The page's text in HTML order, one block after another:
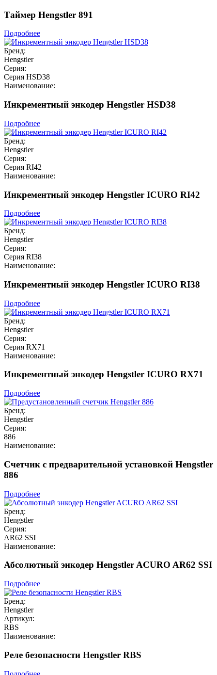
Таймер Hengstler 891
Подробнее
Бренд:
Hengstler
Серия:
Серия HSD38
Наименование:
Инкрементный энкодер Hengstler HSD38
Подробнее
Бренд:
Hengstler
Серия:
Серия RI42
Наименование:
Инкрементный энкодер Hengstler ICURO RI42
Подробнее
Бренд:
Hengstler
Серия:
Серия RI38
Наименование:
Инкрементный энкодер Hengstler ICURO RI38
Подробнее
Бренд:
Hengstler
Серия:
Серия RX71
Наименование:
Инкрементный энкодер Hengstler ICURO RX71
Подробнее
Бренд:
Hengstler
Серия:
886
Наименование:
Счетчик с предварительной установкой Hengstler
886
Подробнее
Бренд:
Hengstler
Серия:
AR62 SSI
Наименование:
Абсолютный энкодер Hengstler ACURO AR62 SSI
Подробнее
Бренд:
Hengstler
Артикул:
RBS
Наименование:
Реле безопасности Hengstler RBS